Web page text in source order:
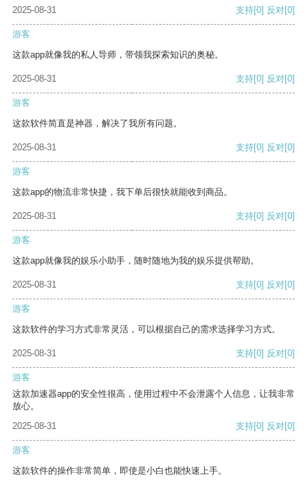
2025-08-31 支持[0] 反对[0]
游客
这款app就像我的私人导师，带领我探索知识的奥秘。
2025-08-31 支持[0] 反对[0]
游客
这款软件简直是神器，解决了我所有问题。
2025-08-31 支持[0] 反对[0]
游客
这款app的物流非常快捷，我下单后很快就能收到商品。
2025-08-31 支持[0] 反对[0]
游客
这款app就像我的娱乐小助手，随时随地为我的娱乐提供帮助。
2025-08-31 支持[0] 反对[0]
游客
这款软件的学习方式非常灵活，可以根据自己的需求选择学习方式。
2025-08-31 支持[0] 反对[0]
游客
这款加速器app的安全性很高，使用过程中不会泄露个人信息，让我非常
放心。
2025-08-31
支持[0] 反对[0]
游客
这款软件的操作非常简单，即使是小白也能快速上手。